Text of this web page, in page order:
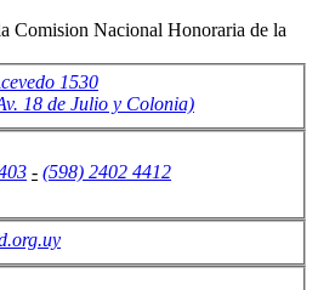
1530
18 de Julio y Colonia)
- (598) 2402 4412